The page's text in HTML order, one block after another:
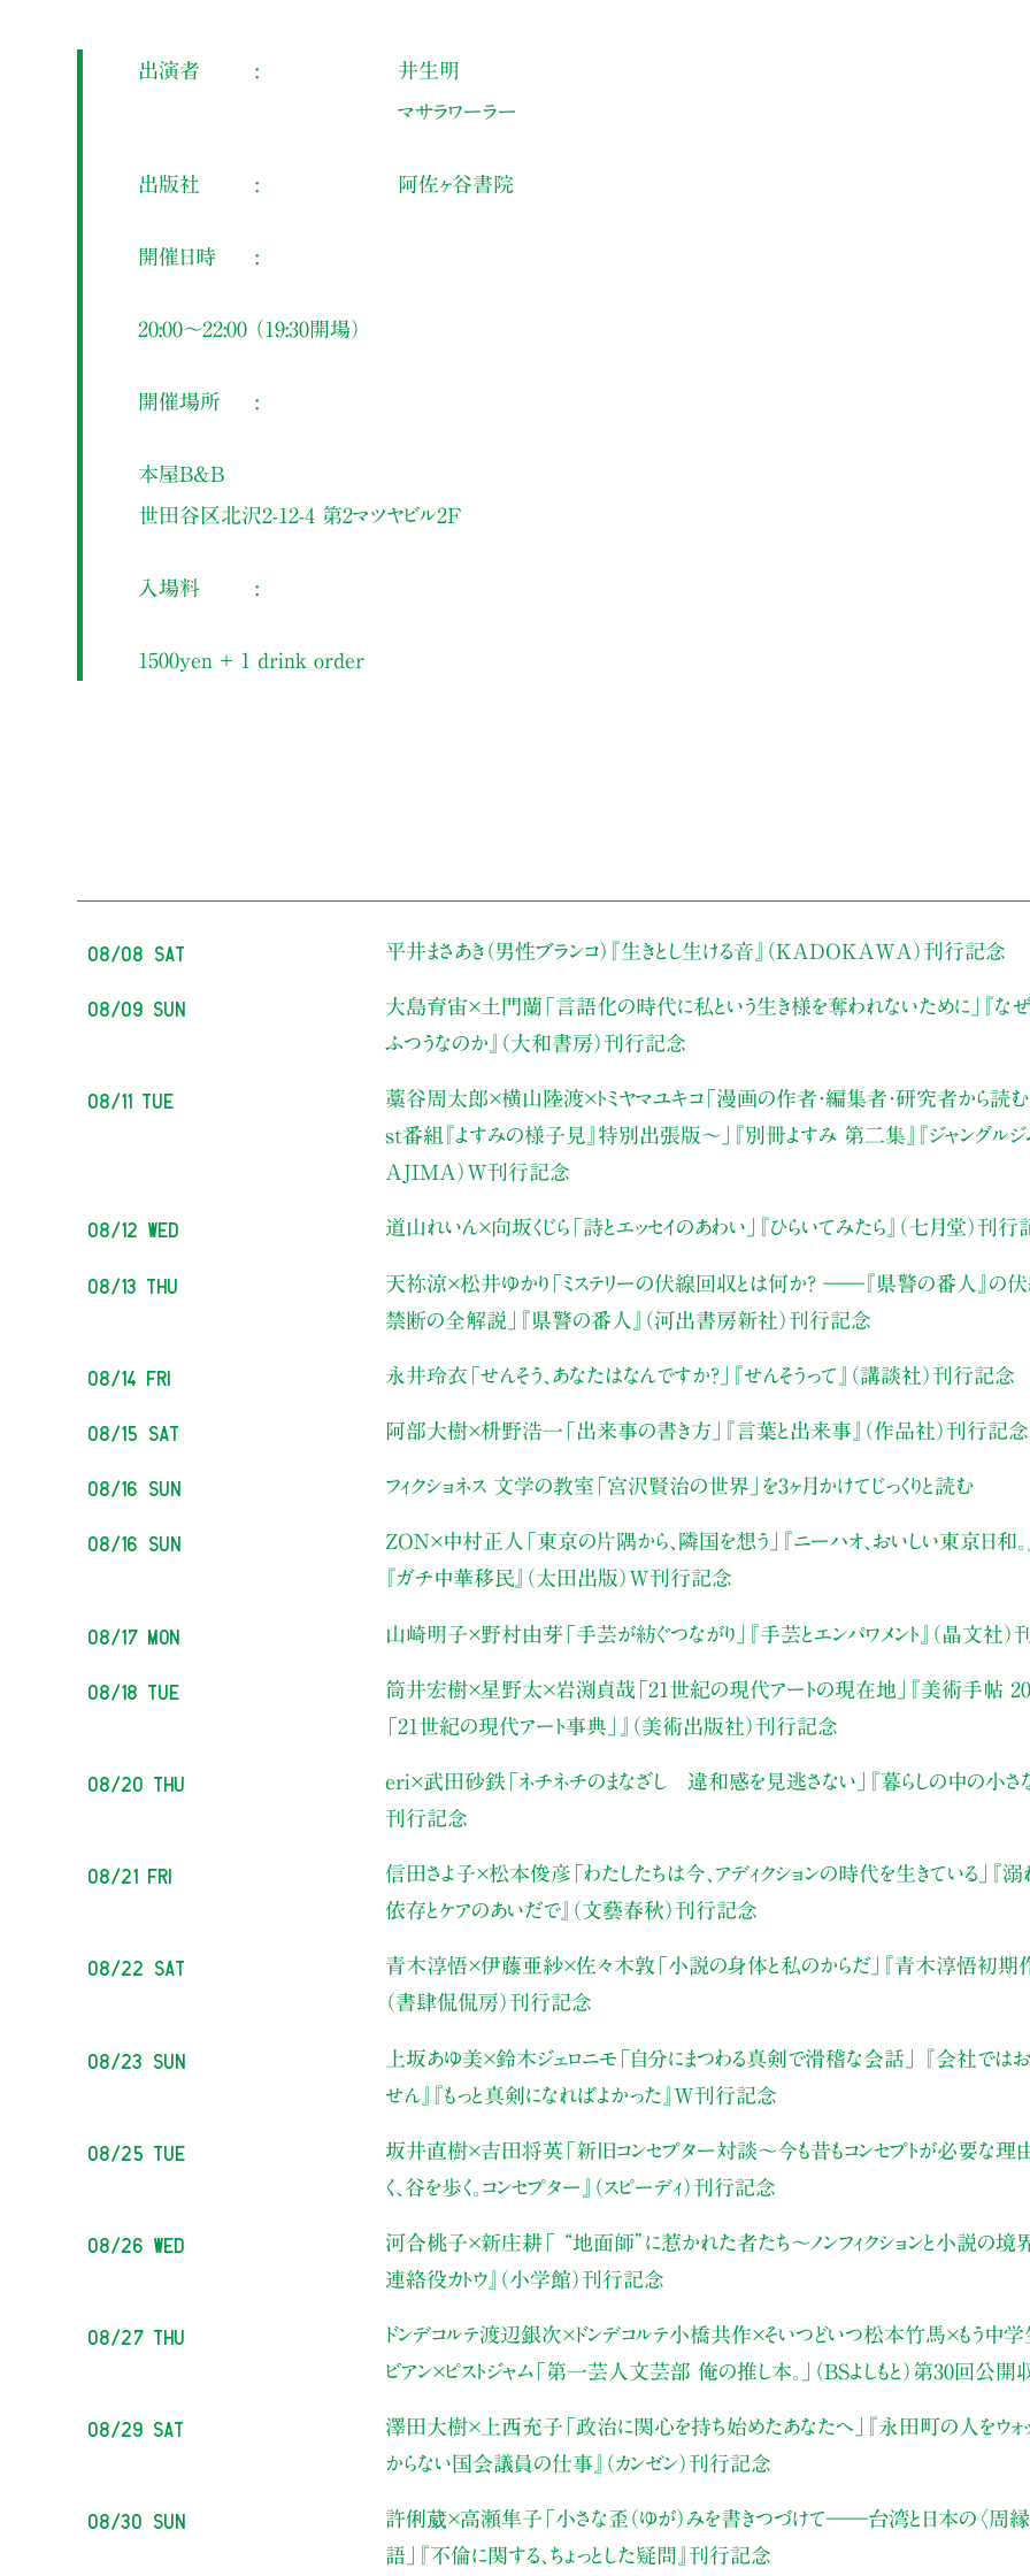
出演者
井生明
マサラワーラー
出版社 阿佐ヶ谷書院
開催日時
20:00～22:00 （19:30開場）
開催場所
本屋B&B
世田谷区北沢2-12-4 第2マツヤビル2F
入場料
1500yen ＋ 1 drink order
08/08 Sat 平井まさあき（男性ブランコ） 『生きとし生ける音』（KADOKAWA）刊行記念
08/09 Sun 大島育宙×土門蘭 「言語化の時代に私という生き様を奪われないために」
『な
ふつうなのか』（大和書房）刊行記念
08/11 Tue 藁谷周太郎×横山陸渡×トミヤマユキコ「漫画の作者・編集者・研究者から読む
st番組『よすみの様子見』特別出張版〜」
『別冊よすみ 第二集』『ジャングル
AJIMA）W刊行記念
08/12 Wed 道山れいん×向坂くじら 「詩とエッセイのあわい」 『ひらいてみたら』（七月堂）刊
08/13 Thu 天祢涼×松井ゆかり 「ミステリーの伏線回収とは何か？ ――『県警の番人』の
禁断の全解説」
『県警の番人』（河出書房新社）刊行記念
08/14 Fri 永井玲衣 「せんそう、あなたはなんですか？」 『せんそうって』（講談社）刊行記念
08/15 Sat 阿部大樹×枡野浩一 「出来事の書き方」 『言葉と出来事』（作品社）刊行記念
08/16 Sun フィクショネス 文学の教室 「宮沢賢治の世界」を3ヶ月かけてじっくりと読む
08/16 Sun ZON×中村正人 「東京の片隅から、隣国を想う」
『ニーハオ、おいしい東京日和。
『ガチ中華移民』（太田出版）W刊行記念
08/17 Mon 山崎明子×野村由芽 「手芸が紡ぐつながり」 『手芸とエンパワメント』（晶文社
08/18 Tue 筒井宏樹×星野太×岩渕貞哉 「21世紀の現代アートの現在地」 『美術手帖
「21世紀の現代アート事典」』（美術出版社）刊行記念
08/20 Thu eri×武田砂鉄「ネチネチのまなざし 違和感を見逃さない」
『暮らしの中の小さ
刊行記念
08/21 Fri 信田さよ子×松本俊彦 「わたしたちは今、アディクションの時代を生きている」
『
依存とケアのあいだで』（文藝春秋）刊行記念
08/22 Sat 青木淳悟×伊藤亜紗×佐々木敦 「小説の身体と私のからだ」
『青木淳悟初期作
（書肆侃侃房）刊行記念
08/23 Sun 上坂あゆ美×鈴木ジェロニモ 「自分にまつわる真剣で滑稽な会話」
『会社では
せん』『もっと真剣になればよかった』W刊行記念
08/25 Tue 坂井直樹×吉田将英「新旧コンセプター対談～今も昔もコンセプトが必要な理由
く、谷を歩く。コンセプター』（スピーディ）刊行記念
08/26 Wed 河合桃子×新庄耕「 “地面師”に惹かれた者たち〜ノンフィクションと小説の境
連絡役カトウ』（小学館）刊行記念
08/27 Thu
ドンデコルテ渡辺銀次×ドンデコルテ小橋共作×そいつどいつ松本竹馬×もう中学
ビアン×ピストジャム「第一芸人文芸部 俺の推し本。」（BSよしもと） 第30回公開
08/29 Sat 澤田大樹×上西充子 「政治に関心を持ち始めたあなたへ」
『永田町の人をウォ
からない国会議員の仕事』（カンゼン）刊行記念
08/30 Sun 許俐葳×高瀬隼子 「小さな歪（ゆが）みを書きつづけて――台湾と日本の〈周
語」
『不倫に関する、ちょっとした疑問』刊行記念